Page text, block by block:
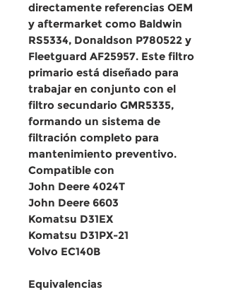
directamente referencias OEM
y aftermarket como Baldwin
RS5334, Donaldson P780522 y
Fleetguard AF25957. Este filtro
primario está diseñado para
trabajar en conjunto con el
filtro secundario GMR5335,
formando un sistema de
filtración completo para
mantenimiento preventivo.
Compatible con
John Deere 4024T
John Deere 6603
Komatsu D31EX
Komatsu D31PX-21
Volvo EC140B
Equivalencias